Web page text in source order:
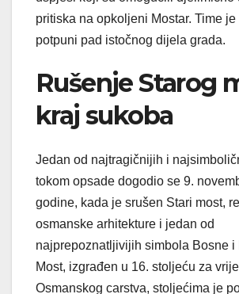
pritiska na opkoljeni Mostar. Time
potpuni pad istočnog dijela grada.
Rušenje Starog
kraj sukoba
Jedan od najtragičnijih i
tokom opsade dogodio se 9.
godine, kada je srušen Stari most,
osmanske arhitekture i jedan od
najprepoznatljivijih simbola Bosne i
Most, izgrađen u 16. stoljeću za
Osmanskog carstva, stoljećima je